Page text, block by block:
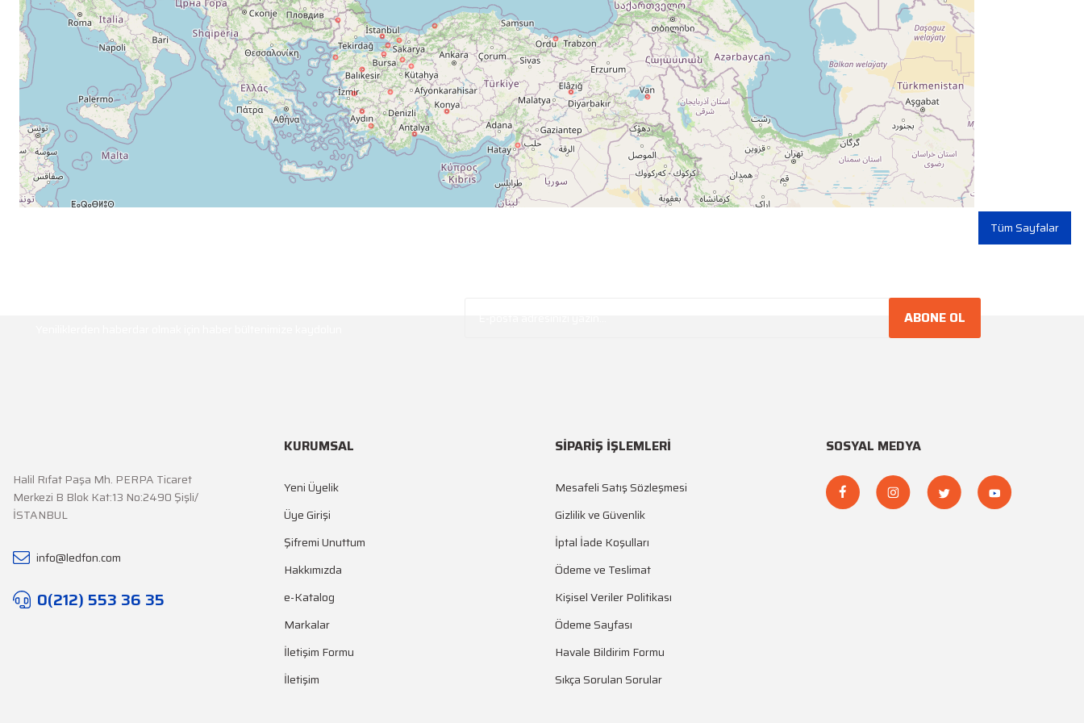
Tüm Sayfalar
ABONE OL
Halil Rıfat Paşa Mh. PERPA Ticaret
Merkezi B Blok Kat:13 No:2490 Şişli/
İSTANBUL
info@ledfon.com
0(212) 553 36 35
KURUMSAL
Yeni Üyelik
Üye Girişi
Şifremi Unuttum
Hakkımızda
e-Katalog
Markalar
İletişim Formu
İletişim
SİPARİŞ İŞLEMLERİ
Mesafeli Satış Sözleşmesi
Gizlilik ve Güvenlik
İptal İade Koşulları
Ödeme ve Teslimat
Kişisel Veriler Politikası
Ödeme Sayfası
Havale Bildirim Formu
Sıkça Sorulan Sorular
SOSYAL MEDYA